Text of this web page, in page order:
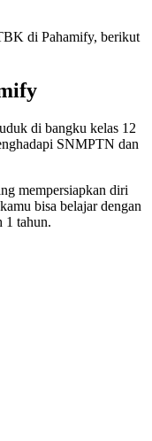
di Pahamify, berikut
di bangku kelas 12
SNMPTN dan
mempersiapkan diri
bisa belajar dengan
1 tahun.